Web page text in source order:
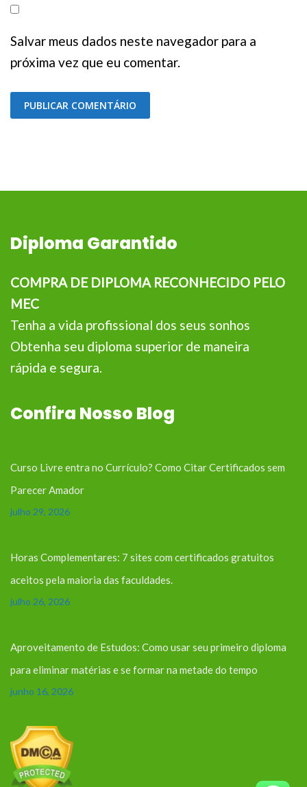
Salvar meus dados neste navegador para a
próxima vez que eu comentar.
Diploma Garantido
COMPRA DE DIPLOMA RECONHECIDO PELO
MEC
Tenha a vida profissional dos seus sonhos
Obtenha seu diploma superior de maneira
rápida e segura.
Confira Nosso Blog
Curso Livre entra no Currículo? Como Citar Certificados sem
Parecer Amador
julho 29, 2026
Horas Complementares: 7 sites com certificados gratuitos
aceitos pela maioria das faculdades.
julho 26, 2026
Aproveitamento de Estudos: Como usar seu primeiro diploma
para eliminar matérias e se formar na metade do tempo
junho 16, 2026